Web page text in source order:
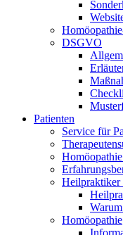
DSGVO
Patienten
Service für
Heilpraktiker
Homöopathie